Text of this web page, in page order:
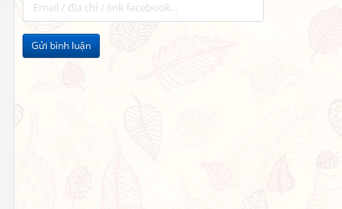
Gửi bình luận